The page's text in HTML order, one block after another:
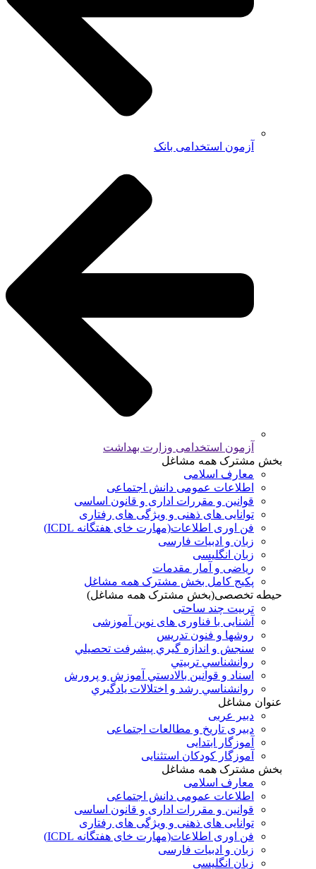
آزمون استخدامی بانک
آزمون استخدامی وزارت بهداشت
بخش مشترک همه مشاغل
معارف اسلامی
اطلاعات عمومی دانش اجتماعی
قوانین و مقررات اداری و قانون اساسی
توانایی های ذهنی و ویژگی های رفتاری
فن اوری اطلاعات(مهارت خای هفتگانه ICDL)
زبان و ادبیات فارسی
زبان انگلیسی
ریاضی و آمار مقدمات
پکیج کامل بخش مشترک همه مشاغل
حیطه تخصصی(بخش مشترک همه مشاغل)
تربیت چند ساحتی
آشنایی با فناوری های نوین آموزشی
روشها و فنون تدريس
سنجش و اندازه گيري پيشرفت تحصيلي
روانشناسي تربيتي
اسناد و قوانين بالادستي آموزش و پرورش
روانشناسي رشد و اختلالات يادگيري
عنوان مشاغل
دبير عربی
دبیری تاریخ و مطالعات اجتماعی
آموزگار ابتدایی
آموزگار کودکان استثنایی
بخش مشترک همه مشاغل
معارف اسلامی
اطلاعات عمومی دانش اجتماعی
قوانین و مقررات اداری و قانون اساسی
توانایی های ذهنی و ویژگی های رفتاری
فن اوری اطلاعات(مهارت خای هفتگانه ICDL)
زبان و ادبیات فارسی
زبان انگلیسی